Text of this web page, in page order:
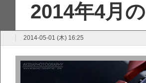
2014年4月
2014-05-01 (木) 16:25